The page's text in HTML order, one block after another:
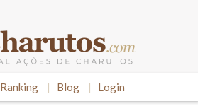
Ranking | Blog | Login